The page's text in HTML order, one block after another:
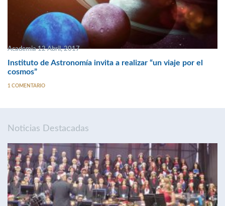
Academia 12 Abril, 2017
Instituto de Astronomía invita a realizar “un viaje por el
cosmos”
1 COMENTARIO
Noticias Destacadas